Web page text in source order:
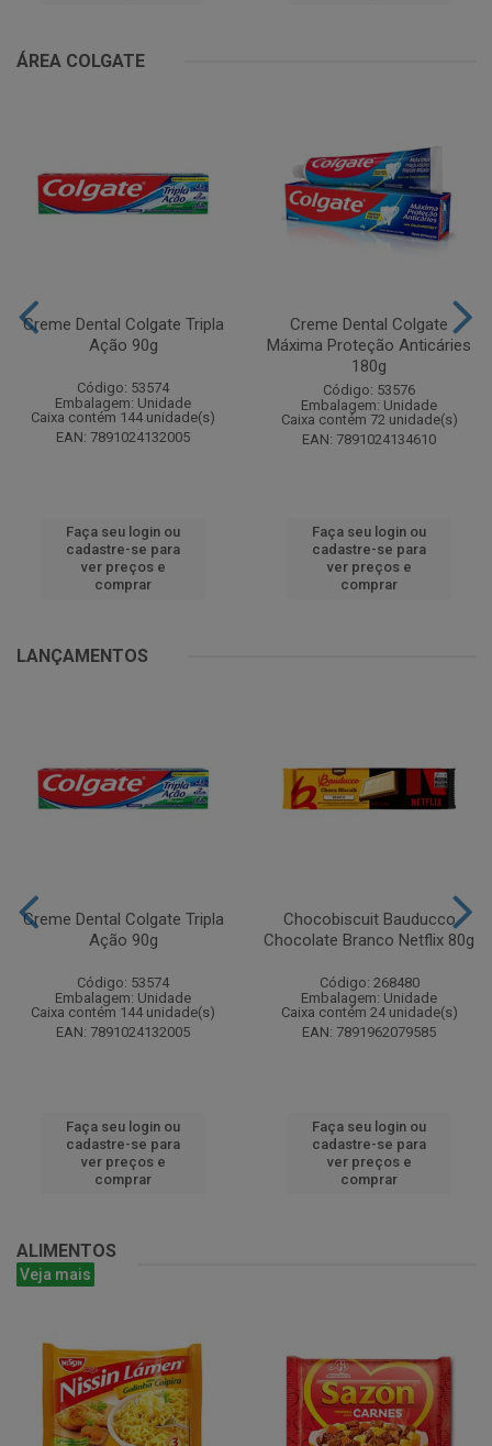
ÁREA COLGATE
Creme Dental Colgate Tripla
Ação 90g
Código: 53574
Embalagem: Unidade
Caixa contém 144 unidade(s)
EAN: 7891024132005
Faça seu login ou
cadastre-se para
ver preços e
comprar
Creme Dental Colgate
Máxima Proteção Anticáries
180g
Código: 53576
Embalagem: Unidade
Caixa contém 72 unidade(s)
EAN: 7891024134610
Faça seu login ou
cadastre-se para
ver preços e
comprar
LANÇAMENTOS
Creme Dental Colgate Tripla
Ação 90g
Código: 53574
Embalagem: Unidade
Caixa contém 144 unidade(s)
EAN: 7891024132005
Faça seu login ou
cadastre-se para
ver preços e
comprar
Chocobiscuit Bauducco
Chocolate Branco Netflix 80g
Código: 268480
Embalagem: Unidade
Caixa contém 24 unidade(s)
EAN: 7891962079585
Faça seu login ou
cadastre-se para
ver preços e
comprar
ALIMENTOS
Veja mais